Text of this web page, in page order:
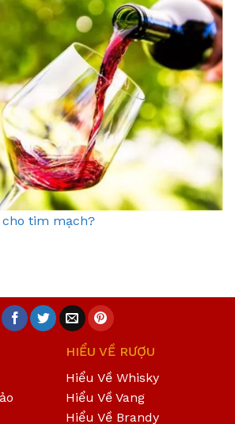
tim mạch?
HIỂU VỀ RƯỢU
Hiểu Về Whisky
Hiểu Về Vang
Hiểu Về Brandy